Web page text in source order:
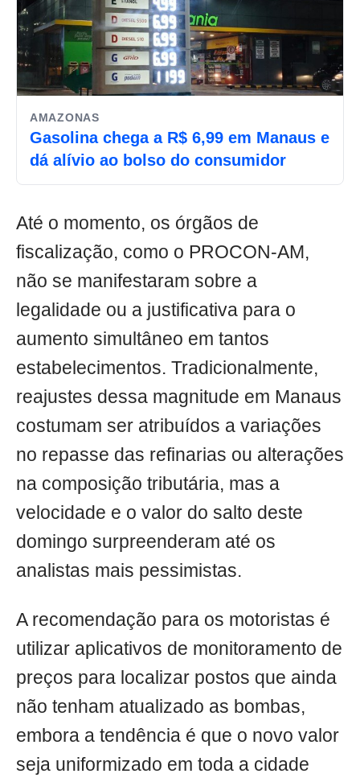
AMAZONAS
Gasolina chega a R$ 6,99 em Manaus e
dá alívio ao bolso do consumidor
Até o momento, os órgãos de
fiscalização, como o PROCON-AM,
não se manifestaram sobre a
legalidade ou a justificativa para o
aumento simultâneo em tantos
estabelecimentos. Tradicionalmente,
reajustes dessa magnitude em Manaus
costumam ser atribuídos a variações
no repasse das refinarias ou alterações
na composição tributária, mas a
velocidade e o valor do salto deste
domingo surpreenderam até os
analistas mais pessimistas.
A recomendação para os motoristas é
utilizar aplicativos de monitoramento de
preços para localizar postos que ainda
não tenham atualizado as bombas,
embora a tendência é que o novo valor
seja uniformizado em toda a cidade